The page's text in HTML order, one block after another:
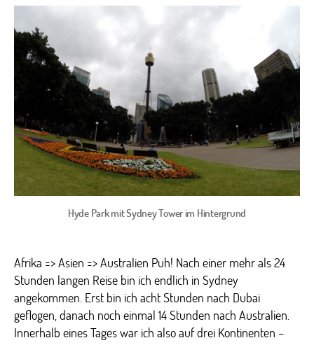
Sydney:
Spazieren
und
Stränden
Hyde Park mit Sydney Tower im Hintergrund
Afrika => Asien => Australien Puh! Nach einer mehr als 24
Stunden langen Reise bin ich endlich in Sydney
angekommen. Erst bin ich acht Stunden nach Dubai
geflogen, danach noch einmal 14 Stunden nach Australien.
Innerhalb eines Tages war ich also auf drei Kontinenten –